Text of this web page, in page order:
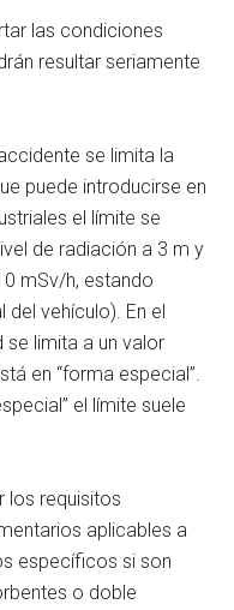
las condiciones
resultar seriamente
se limita la
puede introducirse en
el límite se
de radiación a 3 m y
mSv/h, estando
vehículo). En el
limita a un valor
en “forma especial”.
el límite suele
los requisitos
aplicables a
específicos si son
o doble